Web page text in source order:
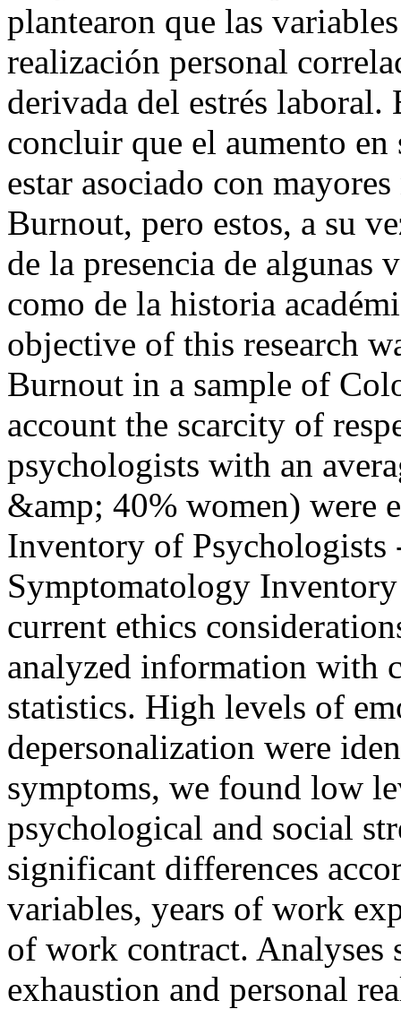
plantearon que las
realización personal
derivada del estrés laboral.
concluir que el aumento
estar asociado con
Burnout, pero estos, a su
de la presencia de algunas
como de la historia
objective of this research
Burnout in a sample of
account the scarcity of
psychologists with an
&amp; 40% women) were
Inventory of Psychologists
Symptomatology
current ethics
analyzed information with
statistics. High levels of
depersonalization were
symptoms, we found low
psychological and social
significant differences
variables, years of work
of work contract. Analyses
exhaustion and personal